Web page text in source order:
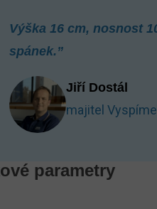
Výška 16 cm, nosnost
spánek.”
Jiří Dostál
majitel
parametry